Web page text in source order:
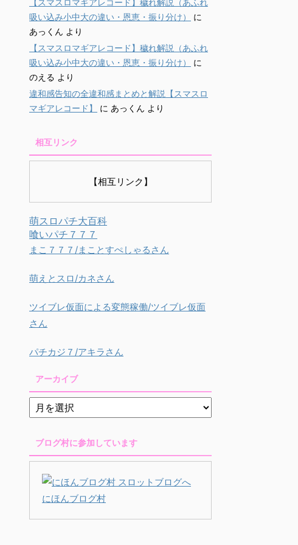
【スマスロマギアレコード】穢れ解説（あふれ
吸い込み小中大の違い・恩恵・振り分け）
に
あっくん より
【スマスロマギアレコード】穢れ解説（あふれ
吸い込み小中大の違い・恩恵・振り分け）
に
のえる より
違和感告知の全違和感まとめと解説【スマスロ
マギアレコード】
に あっくん より
相互リンク
【相互リンク】
萌スロパチ大百科
喰いパチ７７７
まこ７７７/まことすぺしゃるさん
萌えとスロ/カネさん
ツイブレ仮面による変態稼働/ツイブレ仮面
さん
パチカジ７/アキラさん
アーカイブ
ブログ村に参加しています
にほんブログ村